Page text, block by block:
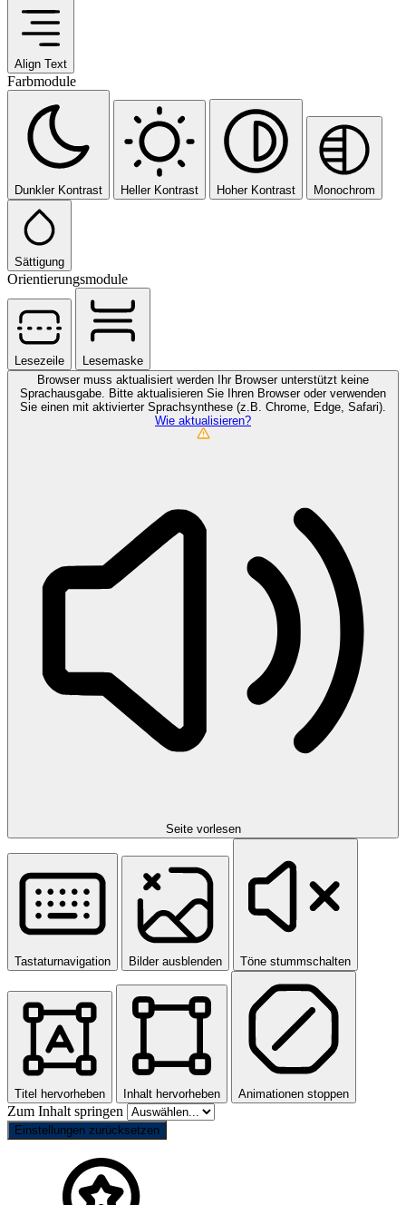
Align Text
Farbmodule
Dunkler Kontrast Heller Kontrast Hoher Kontrast Monochrom
Sättigung
Orientierungsmodule
Lesezeile
Lesemaske
Browser muss aktualisiert werden
Ihr Browser unterstützt keine
Sprachausgabe. Bitte aktualisieren Sie Ihren Browser oder verwenden
Sie einen mit aktivierter Sprachsynthese (z.B. Chrome, Edge, Safari).
Wie aktualisieren?
Seite vorlesen
Tastaturnavigation Bilder ausblenden Töne stummschalten
Titel hervorheben Inhalt hervorheben Animationen stoppen
Zum Inhalt springen
Einstellungen zurücksetzen